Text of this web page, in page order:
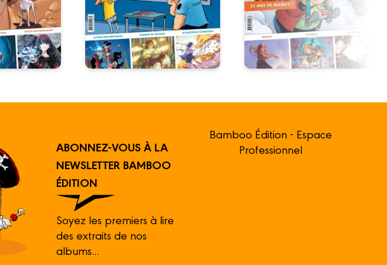
ABONNEZ-VOUS À LA
NEWSLETTER BAMBOO
ÉDITION
Soyez les premiers à lire
des extraits de nos
albums...
Bamboo Édition - Espace
Professionnel